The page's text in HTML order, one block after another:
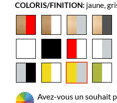
Coloris
jaune, gris
acier
prévoir
matériaux
Notice de montage
COLORIS/FINITION: jaune,
Avez-vous un souhait